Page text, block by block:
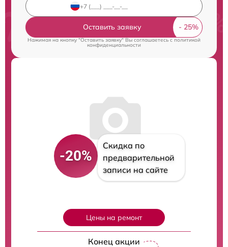
Оставить заявку
Нажимая на кнопку "Оставить заявку" Вы соглашаетесь cполитикой
конфиденциальности
-20%
Скидка по
предварительной
записи на сайте
Цены на ремонт
Конец акции